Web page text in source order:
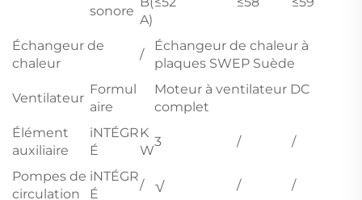
sonore
A)
Échangeur de
chaleur
/
Échangeur de chaleur à
plaques SWEP Suède
Ventilateur
Formul
aire
Moteur à ventilateur DC
complet
Élément
auxiliaire
iNTÉGR
É
K
W
3 / /
Pompes de
circulation
iNTÉGR
É
/ √ / /